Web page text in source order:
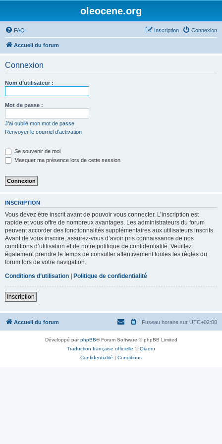
oleocene.org
FAQ Connexion
Inscription
Accueil du forum
Connexion
Nom d’utilisateur :
Mot de passe :
J’ai oublié mon mot de passe
Renvoyer le courriel d’activation
Se souvenir de moi
Masquer ma présence lors de cette session
INSCRIPTION
Vous devez être inscrit avant de pouvoir vous connecter. L’inscription est
rapide et vous offre de nombreux avantages. Les administrateurs du forum
peuvent accorder des fonctionnalités supplémentaires aux utilisateurs inscrits.
Avant de vous inscrire, assurez-vous d’avoir pris connaissance de nos
conditions d’utilisation et de notre politique de confidentialité. Veuillez
également prendre le temps de consulter attentivement toutes les règles du
forum lors de votre navigation.
Conditions d’utilisation | Politique de confidentialité
Inscription
Accueil du forum Fuseau horaire sur UTC+02:00
Développé parphpBB® Forum Software © phpBB Limited
Traduction française officielle ©Qiaeru
Confidentialité | Conditions